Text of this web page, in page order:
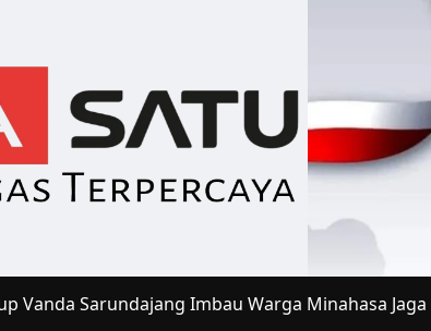
Vanda Sarundajang Imbau Warga Minahasa